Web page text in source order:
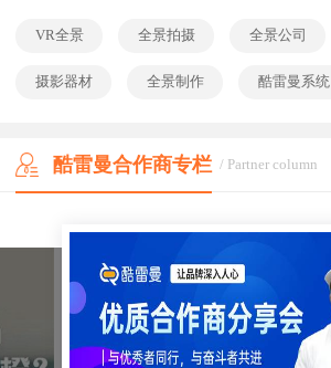
VR全景 全景拍摄 全景公司
摄影器材 全景制作 酷雷曼系统
酷雷曼合作商专栏 / Partner column